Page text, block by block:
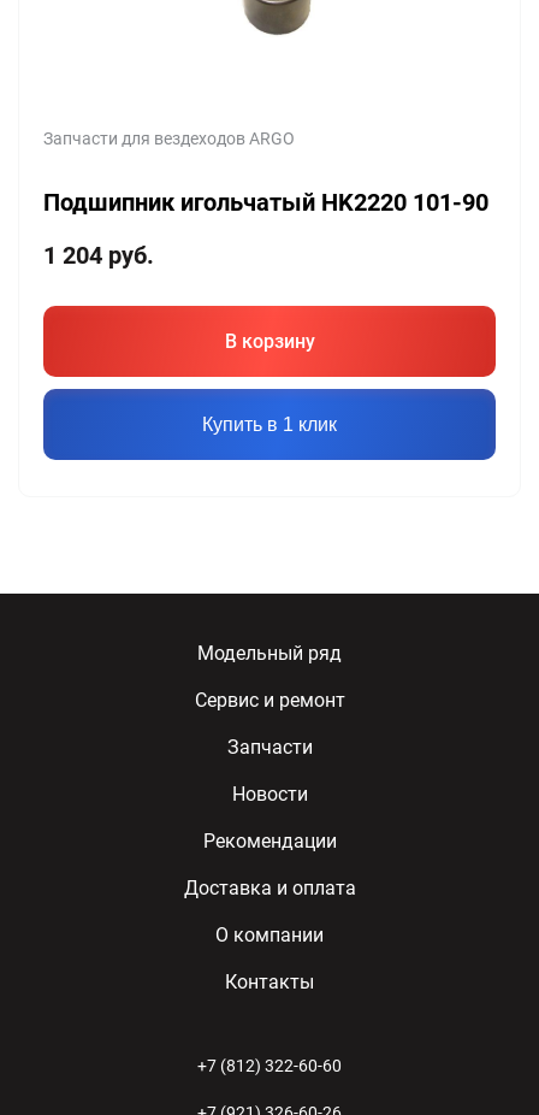
Запчасти для вездеходов ARGO
Подшипник игольчатый HK2220 101-90
1 204 руб.
В корзину
Купить в 1 клик
Модельный ряд
Сервис и ремонт
Запчасти
Новости
Рекомендации
Доставка и оплата
О компании
Контакты
+7 (812) 322-60-60